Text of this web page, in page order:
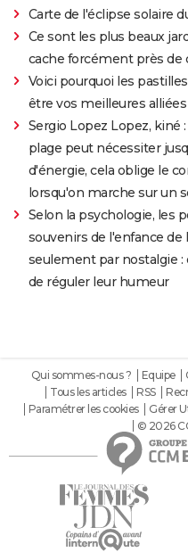
Carte de l'éclipse solaire
Ce sont les plus beaux
cache forcément près de
Voici pourquoi les
être vos meilleures
Sergio Lopez Lopez, kiné
plage peut nécessiter
d'énergie, cela oblige le
lorsqu'on marche sur un
Selon la psychologie, les
souvenirs de l'enfance
seulement par nostalgie
de réguler leur humeur
Qui sommes-nous ? Equipe
Tous les articles
RSS
Paramétrer les cookies
Gérer
© 2026